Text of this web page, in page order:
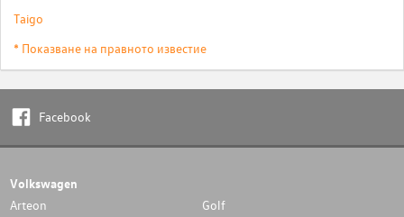
Taigo
* Показване на правното известие
Facebook
Volkswagen
Arteon
Golf